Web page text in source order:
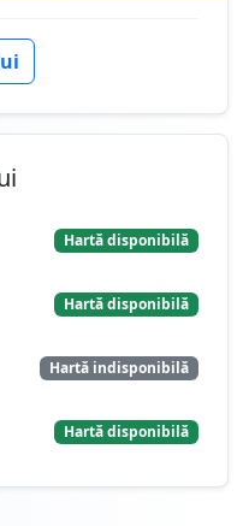
Hartă disponibilă
Hartă disponibilă
Hartă indisponibilă
Hartă disponibilă